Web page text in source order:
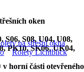
oken
S06, S08, U04, U08,
PK10, SK06, UK04,
horní části otevřeného
na střešní okna
Rolety Lichtblick